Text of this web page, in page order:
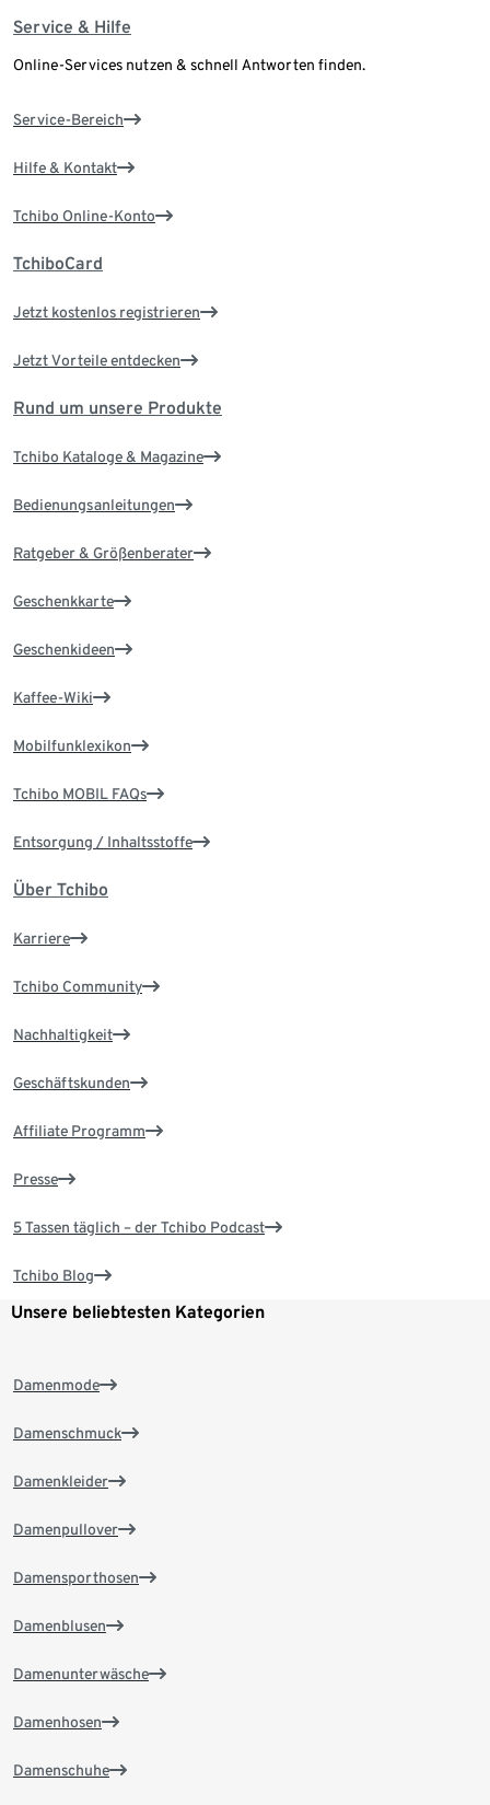
Service & Hilfe
Online-Services nutzen & schnell Antworten finden.
Service-Bereich
Hilfe & Kontakt
Tchibo Online-Konto
TchiboCard
Jetzt kostenlos registrieren
Jetzt Vorteile entdecken
Rund um unsere Produkte
Tchibo Kataloge & Magazine
Bedienungsanleitungen
Ratgeber & Größenberater
Geschenkkarte
Geschenkideen
Kaffee-Wiki
Mobilfunklexikon
Tchibo MOBIL FAQs
Entsorgung / Inhaltsstoffe
Über Tchibo
Karriere
Tchibo Community
Nachhaltigkeit
Geschäftskunden
Affiliate Programm
Presse
5 Tassen täglich – der Tchibo Podcast
Tchibo Blog
Unsere beliebtesten Kategorien
Damenmode
Damenschmuck
Damenkleider
Damenpullover
Damensporthosen
Damenblusen
Damenunterwäsche
Damenhosen
Damenschuhe